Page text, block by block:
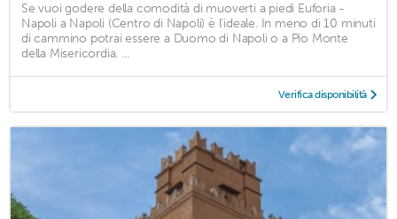
Se vuoi godere della comodità di muoverti a piedi Euforia -
Napoli a Napoli (Centro di Napoli) è l'ideale. In meno di 10 minuti
di cammino potrai essere a Duomo di Napoli o a Pio Monte
della Misericordia. ...
Verifica disponibilità